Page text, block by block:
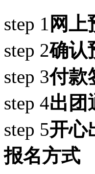
step 1 网
step 2确认
step 3付款
step 4出团
step 5开心
报名方式